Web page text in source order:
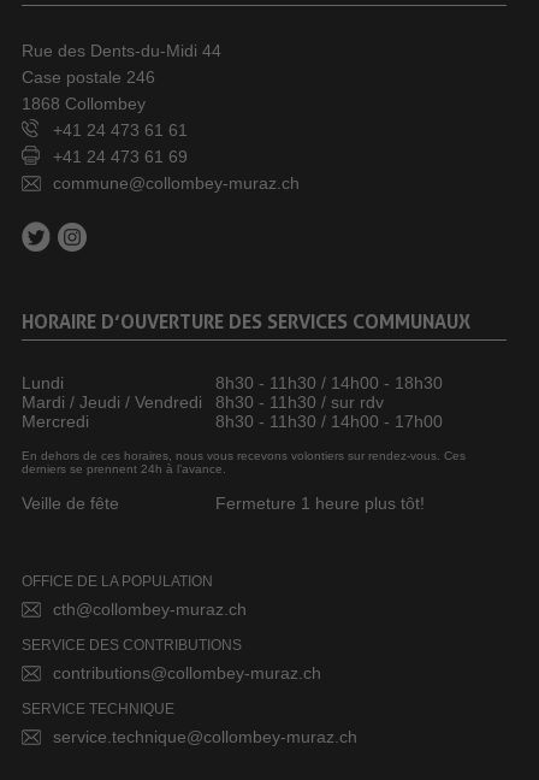
Rue des Dents-du-Midi 44
Case postale 246
1868 Collombey
+41 24 473 61 61
+41 24 473 61 69
commune@collombey-muraz.ch
HORAIRE D’OUVERTURE DES SERVICES COMMUNAUX
Lundi
8h30 - 11h30 / 14h00 - 18h30
Mardi / Jeudi / Vendredi
8h30 - 11h30 / sur rdv
Mercredi
8h30 - 11h30 / 14h00 - 17h00
En dehors de ces horaires, nous vous recevons volontiers sur rendez-vous. Ces
derniers se prennent 24h à l’avance.
Veille de fête Fermeture 1 heure plus tôt!
OFFICE DE LA POPULATION
cth@collombey-muraz.ch
SERVICE DES CONTRIBUTIONS
contributions@collombey-muraz.ch
SERVICE TECHNIQUE
service.technique@collombey-muraz.ch